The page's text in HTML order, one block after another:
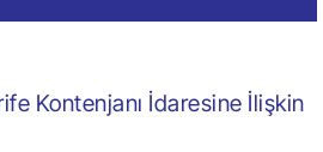
Kontenjanı İdaresine İlişkin